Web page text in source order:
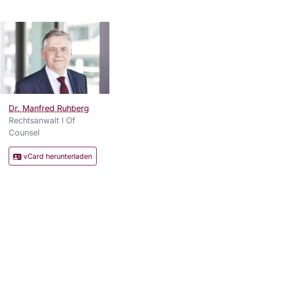
Dr. Manfred Ruhberg
Rechtsanwalt I Of
Counsel
vCard herunterladen